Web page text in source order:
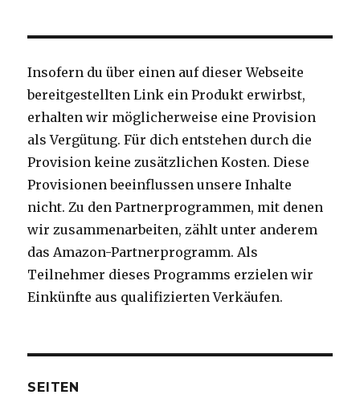
Insofern du über einen auf dieser Webseite
bereitgestellten Link ein Produkt erwirbst,
erhalten wir möglicherweise eine Provision
als Vergütung. Für dich entstehen durch die
Provision keine zusätzlichen Kosten. Diese
Provisionen beeinflussen unsere Inhalte
nicht. Zu den Partnerprogrammen, mit denen
wir zusammenarbeiten, zählt unter anderem
das Amazon-Partnerprogramm. Als
Teilnehmer dieses Programms erzielen wir
Einkünfte aus qualifizierten Verkäufen.
SEITEN